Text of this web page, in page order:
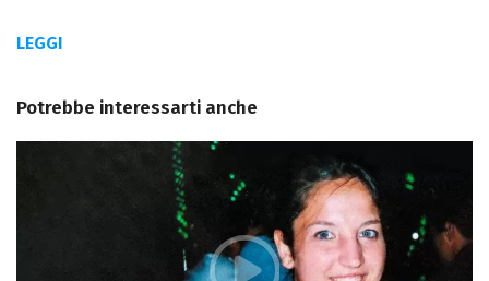
LEGGI
Potrebbe interessarti anche